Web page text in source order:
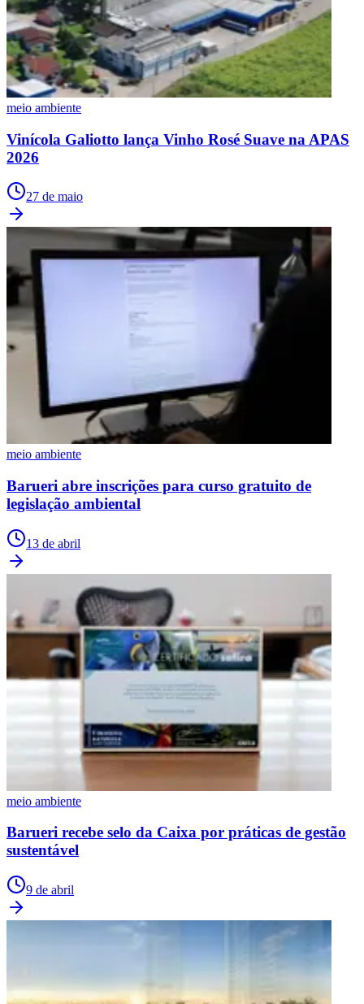
meio ambiente
Vinícola Galiotto lança Vinho Rosé Suave na APAS
2026
27 de maio
meio ambiente
Barueri abre inscrições para curso gratuito de
legislação ambiental
13 de abril
meio ambiente
Barueri recebe selo da Caixa por práticas de gestão
sustentável
9 de abril